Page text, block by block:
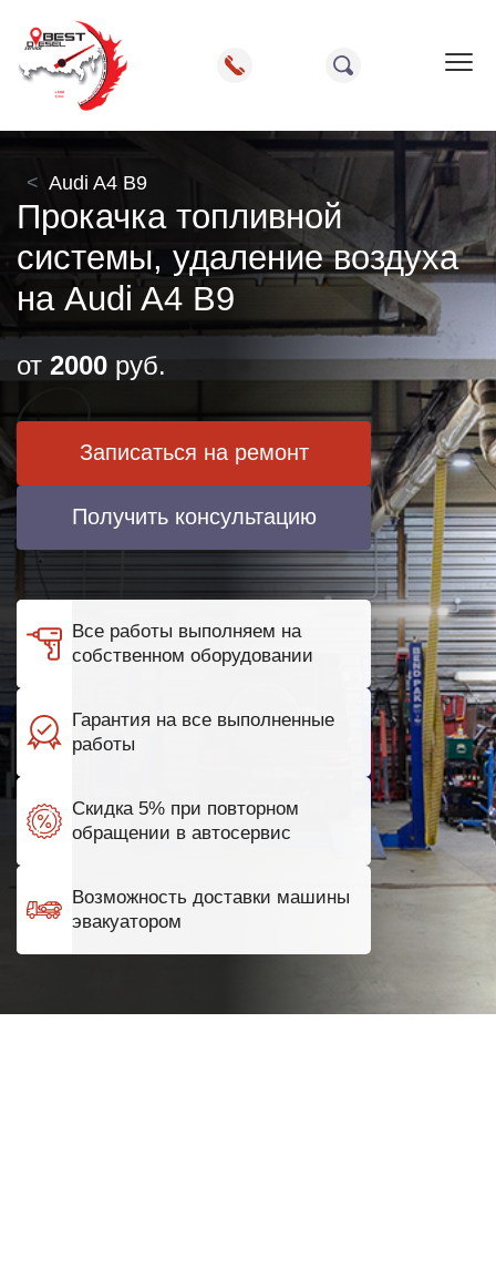
Audi A4 B9
Прокачка топливной
системы, удаление воздуха
на Audi A4 B9
от 2000 руб.
Записаться на ремонт
Получить консультацию
Все работы выполняем на
собственном оборудовании
Гарантия на все выполненные
работы
Скидка 5% при повторном
обращении в автосервис
Возможность доставки машины
эвакуатором